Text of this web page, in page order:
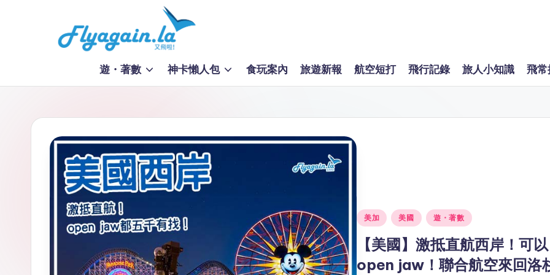
飛
啦
！
遊・著數 神卡懶人包 食玩案內 旅遊新報 航空短打 飛行記錄 旅人小知識 飛
Posted
美加 美國 遊・著數
【美國】激抵直航西岸！可以
open jaw！聯合航空來回洛